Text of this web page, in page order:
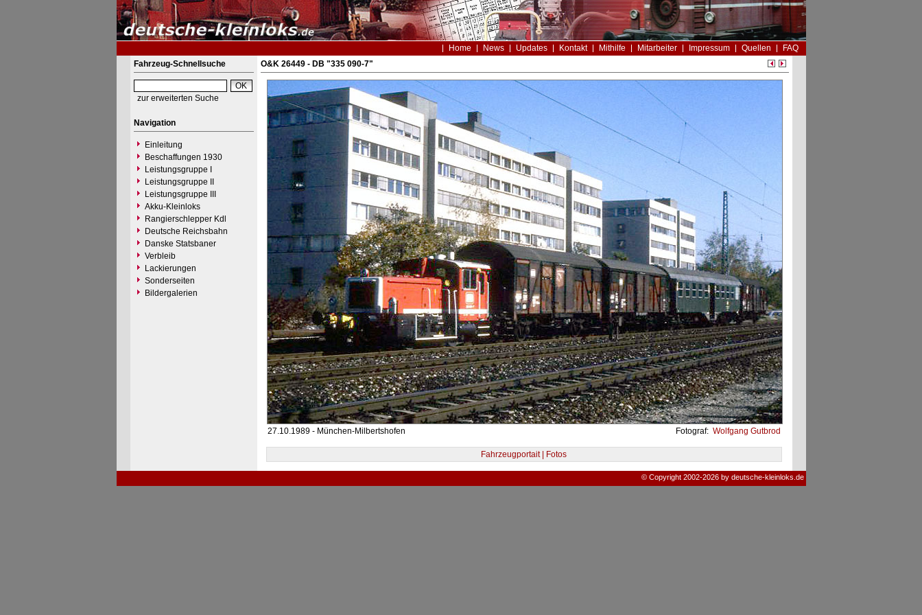
Home News Updates Kontakt Mithilfe Mitarbeiter Impressum Quellen
FAQ
Fahrzeug-Schnellsuche
zur erweiterten Suche
Navigation
Einleitung
Beschaffungen 1930
Leistungsgruppe I
Leistungsgruppe II
Leistungsgruppe III
Akku-Kleinloks
Rangierschlepper Kdl
Deutsche Reichsbahn
Danske Statsbaner
Verbleib
Lackierungen
Sonderseiten
Bildergalerien
O&K 26449 - DB "335 090-7"
27.10.1989 - München-Milbertshofen Fotograf: Wolfgang Gutbrod
Fahrzeugportait | Fotos
© Copyright 2002-2026 by deutsche-kleinloks.de